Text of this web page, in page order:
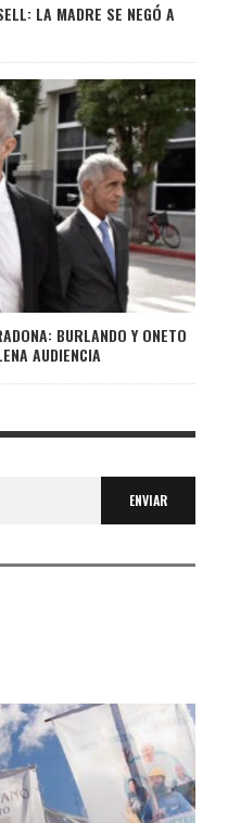
LA MADRE SE NEGÓ A
BURLANDO Y ONETO
AUDIENCIA